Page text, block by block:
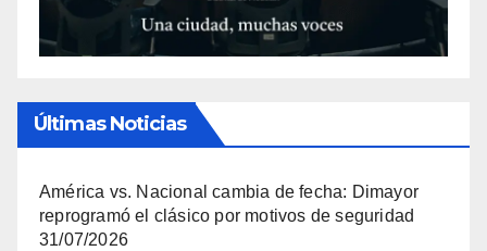
Últimas Noticias
América vs. Nacional cambia de fecha: Dimayor
reprogramó el clásico por motivos de seguridad
31/07/2026